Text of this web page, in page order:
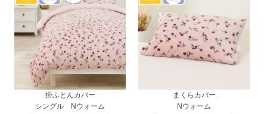
掛ふとんカバー
シングル Nウォーム
まくらカバー
Nウォーム